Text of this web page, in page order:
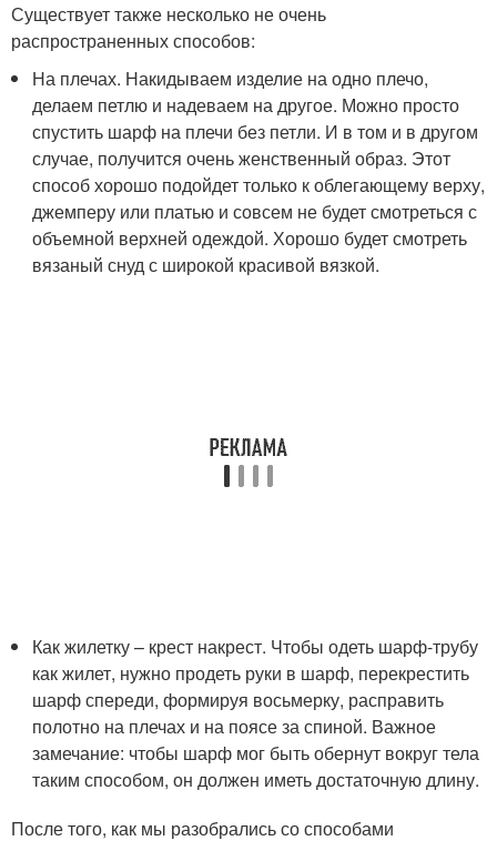
Существует также несколько не очень
распространенных способов:
На плечах. Накидываем изделие на одно плечо,
делаем петлю и надеваем на другое. Можно просто
спустить шарф на плечи без петли. И в том и в другом
случае, получится очень женственный образ. Этот
способ хорошо подойдет только к облегающему верху,
джемперу или платью и совсем не будет смотреться с
объемной верхней одеждой. Хорошо будет смотреть
вязаный снуд с широкой красивой вязкой.
Как жилетку – крест накрест. Чтобы одеть шарф-трубу
как жилет, нужно продеть руки в шарф, перекрестить
шарф спереди, формируя восьмерку, расправить
полотно на плечах и на поясе за спиной. Важное
замечание: чтобы шарф мог быть обернут вокруг тела
таким способом, он должен иметь достаточную длину.
После того, как мы разобрались со способами